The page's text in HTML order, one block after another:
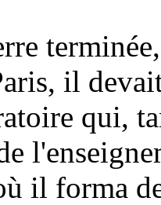
il
qui,
il forma